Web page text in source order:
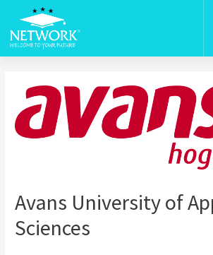
FOR-A-DAY
Avans University of
Sciences